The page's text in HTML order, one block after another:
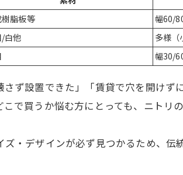
脂板等 幅60/
白他 多様（
幅30/
ず設置できた」「賃貸で穴を開け
で買うか悩む方にとっても、ニト
・デザインが必ず見つかるため、